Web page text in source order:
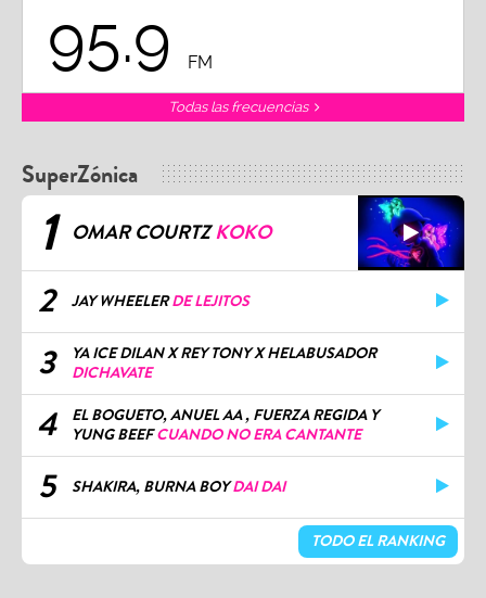
95.9 FM
Todas las frecuencias
SuperZónica
1 OMAR COURTZKOKO
2 JAY WHEELERDE LEJITOS
3
YA ICE DILAN X REY TONY X HELABUSADOR
DICHAVATE
4
EL BOGUETO, ANUEL AA , FUERZA REGIDA Y
YUNG BEEFCUANDO NO ERA CANTANTE
5 SHAKIRA, BURNA BOYDAI DAI
TODO EL RANKING